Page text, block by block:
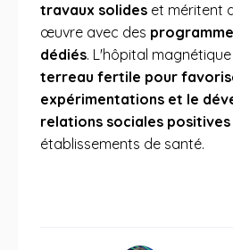
travaux solides et méritent
œuvre avec des
dédiés. L'hôpital
terreau fertile pour
expérimentations et le
relations sociales positives
établissements de santé.